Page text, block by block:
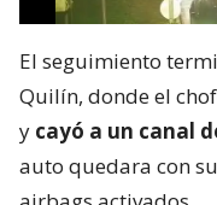
El seguimiento
Quilín, donde el
y cayó a un canal
auto quedara con